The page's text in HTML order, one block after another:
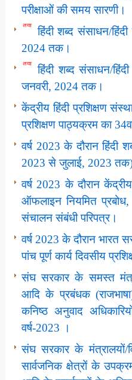
परीक्षाओं की समय सारणी।
हिंदी शब्द संसाधन/
2024 तक।
हिंदी शब्द संसाधन/
जनवरी, 2024 तक।
केंद्रीय हिंदी प्रशिक्षण
प्रशिक्षण पाठ्यक्रम का
वर्ष 2023 के दौरान हिंदी
2023 से जुलाई, 2023 तक)
वर्ष 2023 के दौरान
ऑफलाइन नियमित
संचालन संबंधी परिपत्र।
वर्ष 2023 के दौरान भारत
पांच पूर्ण कार्य दिवसीय
संघ सरकार के समस्‍त
आदि के प्रबंधक
कनिष्‍ठ अनुवाद
वर्ष-2023 ।
संघ सरकार के मंत्रालयों/
सार्वजनिक क्षेत्रों के